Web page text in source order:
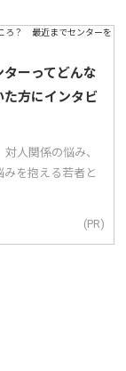
ーってどんな
方にインタビ
人関係の悩み、
を抱える若者と
(PR)